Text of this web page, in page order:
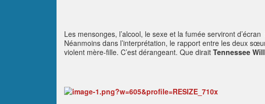
Les mensonges, l’alcool, le sexe et la fumée serviront
Néanmoins dans l’interprétation, le rapport entre les deux
violent mère-fille. C’est dérangeant. Que dirait Tennessee